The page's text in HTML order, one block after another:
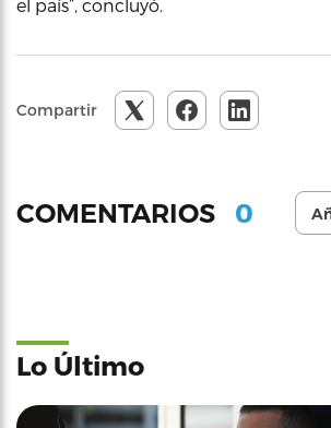
el país”, concluyó.
Compartir
COMENTARIOS 0
Lo Último